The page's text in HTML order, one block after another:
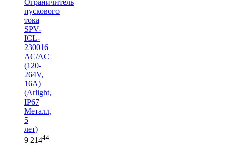
пускового
тока
SPV-
ICL-
230016
AC/AC
(120-
264V,
16A)
(Arlight,
IP67
Металл,
5
лет)
9 21444